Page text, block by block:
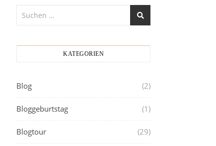
KATEGORIEN
Blog (2)
Bloggeburtstag (1)
Blogtour (29)